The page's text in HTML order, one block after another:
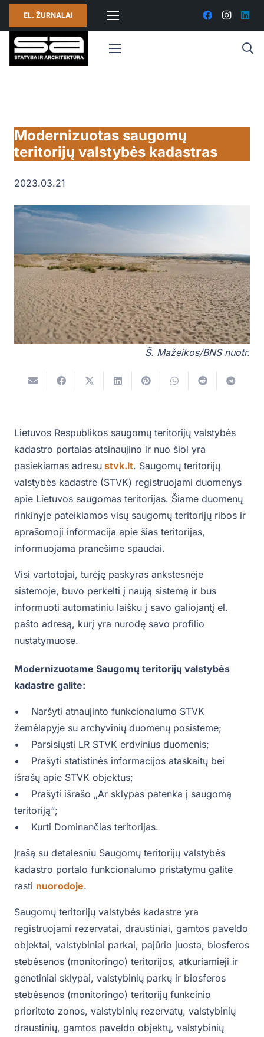
EL. ŽURNALAI
Modernizuotas saugomų
teritorijų valstybės kadastras
2023.03.21
Š. Mažeikos/BNS nuotr.
Lietuvos Respublikos saugomų teritorijų valstybės
kadastro portalas atsinaujino ir nuo šiol yra
pasiekiamas adresu stvk.lt. Saugomų teritorijų
valstybės kadastre (STVK) registruojami duomenys
apie Lietuvos saugomas teritorijas. Šiame duomenų
rinkinyje pateikiamos visų saugomų teritorijų ribos ir
aprašomoji informacija apie šias teritorijas,
informuojama pranešime spaudai.
Visi vartotojai, turėję paskyras ankstesnėje
sistemoje, buvo perkelti į naują sistemą ir bus
informuoti automatiniu laišku į savo galiojantį el.
pašto adresą, kurį yra nurodę savo profilio
nustatymuose.
Modernizuotame Saugomų teritorijų valstybės
kadastre galite:
• Naršyti atnaujinto funkcionalumo STVK
žemėlapyje su archyvinių duomenų posisteme;
• Parsisiųsti LR STVK erdvinius duomenis;
• Prašyti statistinės informacijos ataskaitų bei
išrašų apie STVK objektus;
• Prašyti išrašo „Ar sklypas patenka į saugomą
teritoriją“;
• Kurti Dominančias teritorijas.
Įrašą su detalesniu Saugomų teritorijų valstybės
kadastro portalo funkcionalumo pristatymu galite
rasti nuorodoje.
Saugomų teritorijų valstybės kadastre yra
registruojami rezervatai, draustiniai, gamtos paveldo
objektai, valstybiniai parkai, pajūrio juosta, biosferos
stebėsenos (monitoringo) teritorijos, atkuriamieji ir
genetiniai sklypai, valstybinių parkų ir biosferos
stebėsenos (monitoringo) teritorijų funkcinio
prioriteto zonos, valstybinių rezervatų, valstybinių
draustinių, gamtos paveldo objektų, valstybinių